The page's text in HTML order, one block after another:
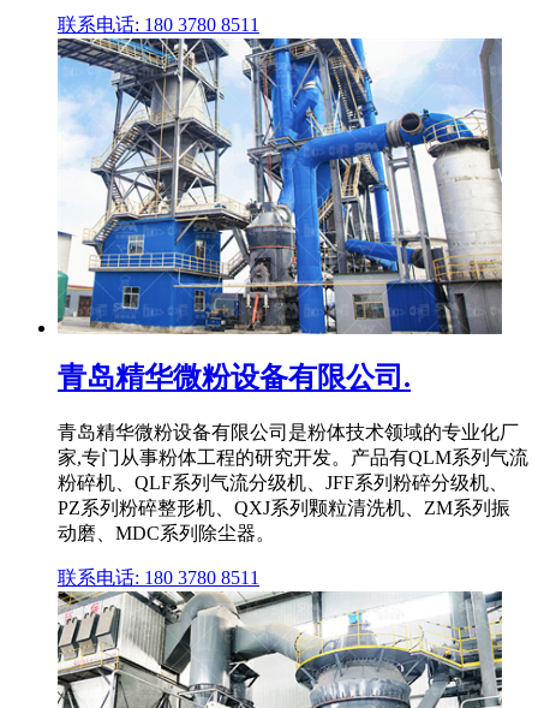
联系电话: 180 3780 8511
青岛精华微粉设备有限公司.
青岛精华微粉设备有限公司是粉体技术领域的专业化厂
家,专门从事粉体工程的研究开发。产品有QLM系列气流
粉碎机、QLF系列气流分级机、JFF系列粉碎分级机、
PZ系列粉碎整形机、QXJ系列颗粒清洗机、ZM系列振
动磨、MDC系列除尘器。
联系电话: 180 3780 8511